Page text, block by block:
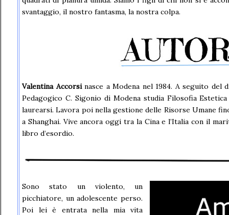
svantaggio, il nostro fantasma, la nostra colpa.
Valentina Accorsi nasce a Modena nel 1984. A seguito
Pedagogico C. Sigonio di Modena studia Filosofia
laurearsi. Lavora poi nella gestione delle Risorse Umane
a Shanghai. Vive ancora oggi tra la Cina e l’Italia con il
libro d’esordio.
Sono stato un violento, un
picchiatore, un adolescente perso.
Poi lei è entrata nella mia vita